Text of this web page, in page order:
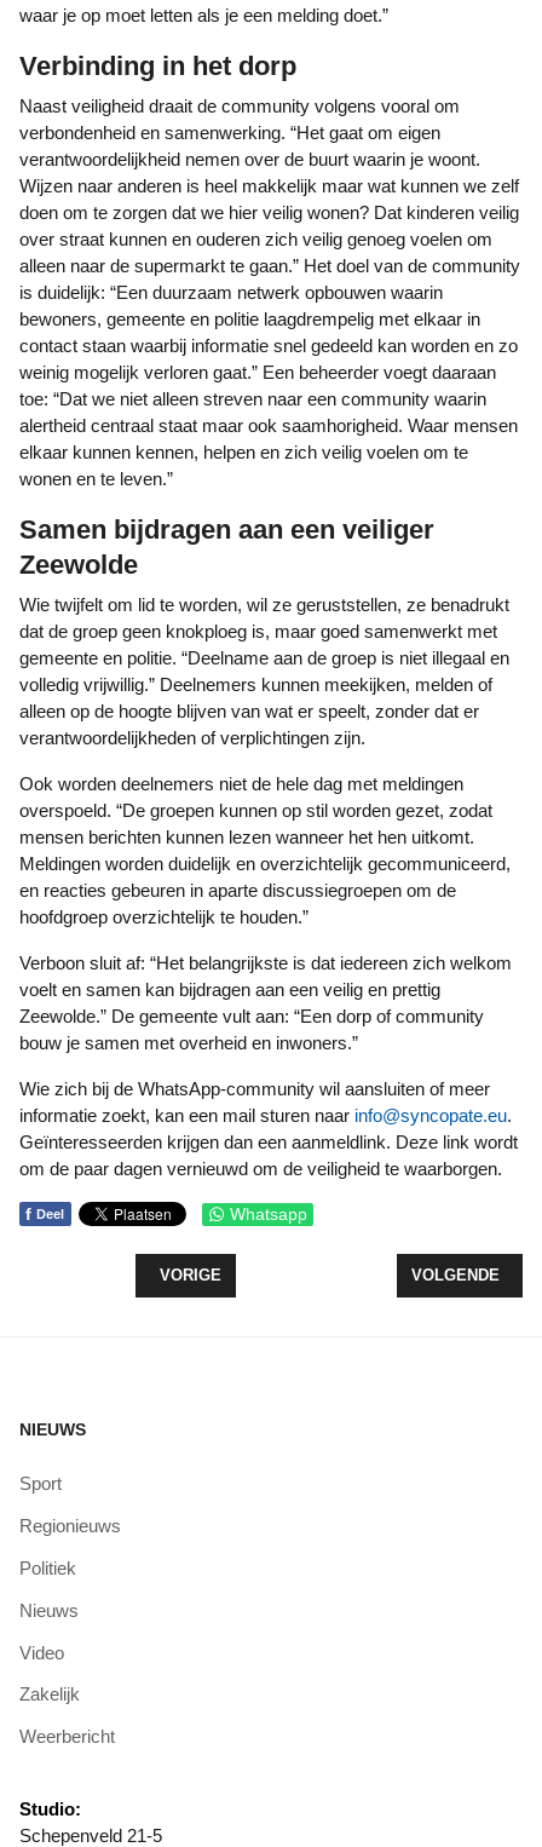
waar je op moet letten als je een melding doet.”
Verbinding in het dorp
Naast veiligheid draait de community volgens vooral om
verbondenheid en samenwerking. “Het gaat om eigen
verantwoordelijkheid nemen over de buurt waarin je woont.
Wijzen naar anderen is heel makkelijk maar wat kunnen we zelf
doen om te zorgen dat we hier veilig wonen? Dat kinderen veilig
over straat kunnen en ouderen zich veilig genoeg voelen om
alleen naar de supermarkt te gaan.” Het doel van de community
is duidelijk: “Een duurzaam netwerk opbouwen waarin
bewoners, gemeente en politie laagdrempelig met elkaar in
contact staan waarbij informatie snel gedeeld kan worden en zo
weinig mogelijk verloren gaat.” Een beheerder voegt daaraan
toe: “Dat we niet alleen streven naar een community waarin
alertheid centraal staat maar ook saamhorigheid. Waar mensen
elkaar kunnen kennen, helpen en zich veilig voelen om te
wonen en te leven.”
Samen bijdragen aan een veiliger
Zeewolde
Wie twijfelt om lid te worden, wil ze geruststellen, ze benadrukt
dat de groep geen knokploeg is, maar goed samenwerkt met
gemeente en politie. “Deelname aan de groep is niet illegaal en
volledig vrijwillig.” Deelnemers kunnen meekijken, melden of
alleen op de hoogte blijven van wat er speelt, zonder dat er
verantwoordelijkheden of verplichtingen zijn.
Ook worden deelnemers niet de hele dag met meldingen
overspoeld. “De groepen kunnen op stil worden gezet, zodat
mensen berichten kunnen lezen wanneer het hen uitkomt.
Meldingen worden duidelijk en overzichtelijk gecommuniceerd,
en reacties gebeuren in aparte discussiegroepen om de
hoofdgroep overzichtelijk te houden.”
Verboon sluit af: “Het belangrijkste is dat iedereen zich welkom
voelt en samen kan bijdragen aan een veilig en prettig
Zeewolde.” De gemeente vult aan: “Een dorp of community
bouw je samen met overheid en inwoners.”
Wie zich bij de WhatsApp-community wil aansluiten of meer
informatie zoekt, kan een mail sturen naar info@syncopate.eu.
Geïnteresseerden krijgen dan een aanmeldlink. Deze link wordt
om de paar dagen vernieuwd om de veiligheid te waarborgen.
f Deel Whatsapp
VORIG ARTIKEL: FEESTJE VOOR DE 75-JARIGEN
VORIGE VOLGENDE
VOLGENDE
NIEUWS
Sport
Regionieuws
Politiek
Nieuws
Video
Zakelijk
Weerbericht
Studio:
Schepenveld 21-5